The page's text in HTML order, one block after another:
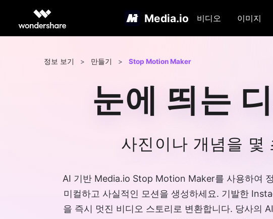
Media.io 비디오 이미지
정보 보기 > 만들기 > Stop Motion Maker
눈에 띄는
사진이나 개념을 몇
AI 기반 Media.io Stop Motion Maker를 사용하여
미컬하고 사실적인 모션을 생성하세요. 기발한
을 즉시 멋진 비디오 스토리로 변환합니다. 당사의